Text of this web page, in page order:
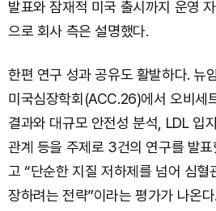
발표와 잠재적 미국 출시까지 운영
으로 회사 측은 설명했다.
한편 연구 성과 공유도 활발하다. 뉴
미국심장학회(ACC.26)에서 오비세
결과와 대규모 안전성 분석, LDL 입
관계 등을 주제로 3건의 연구를 발
고 “단순한 지질 저하제를 넘어 심
장하려는 전략”이라는 평가가 나온다.